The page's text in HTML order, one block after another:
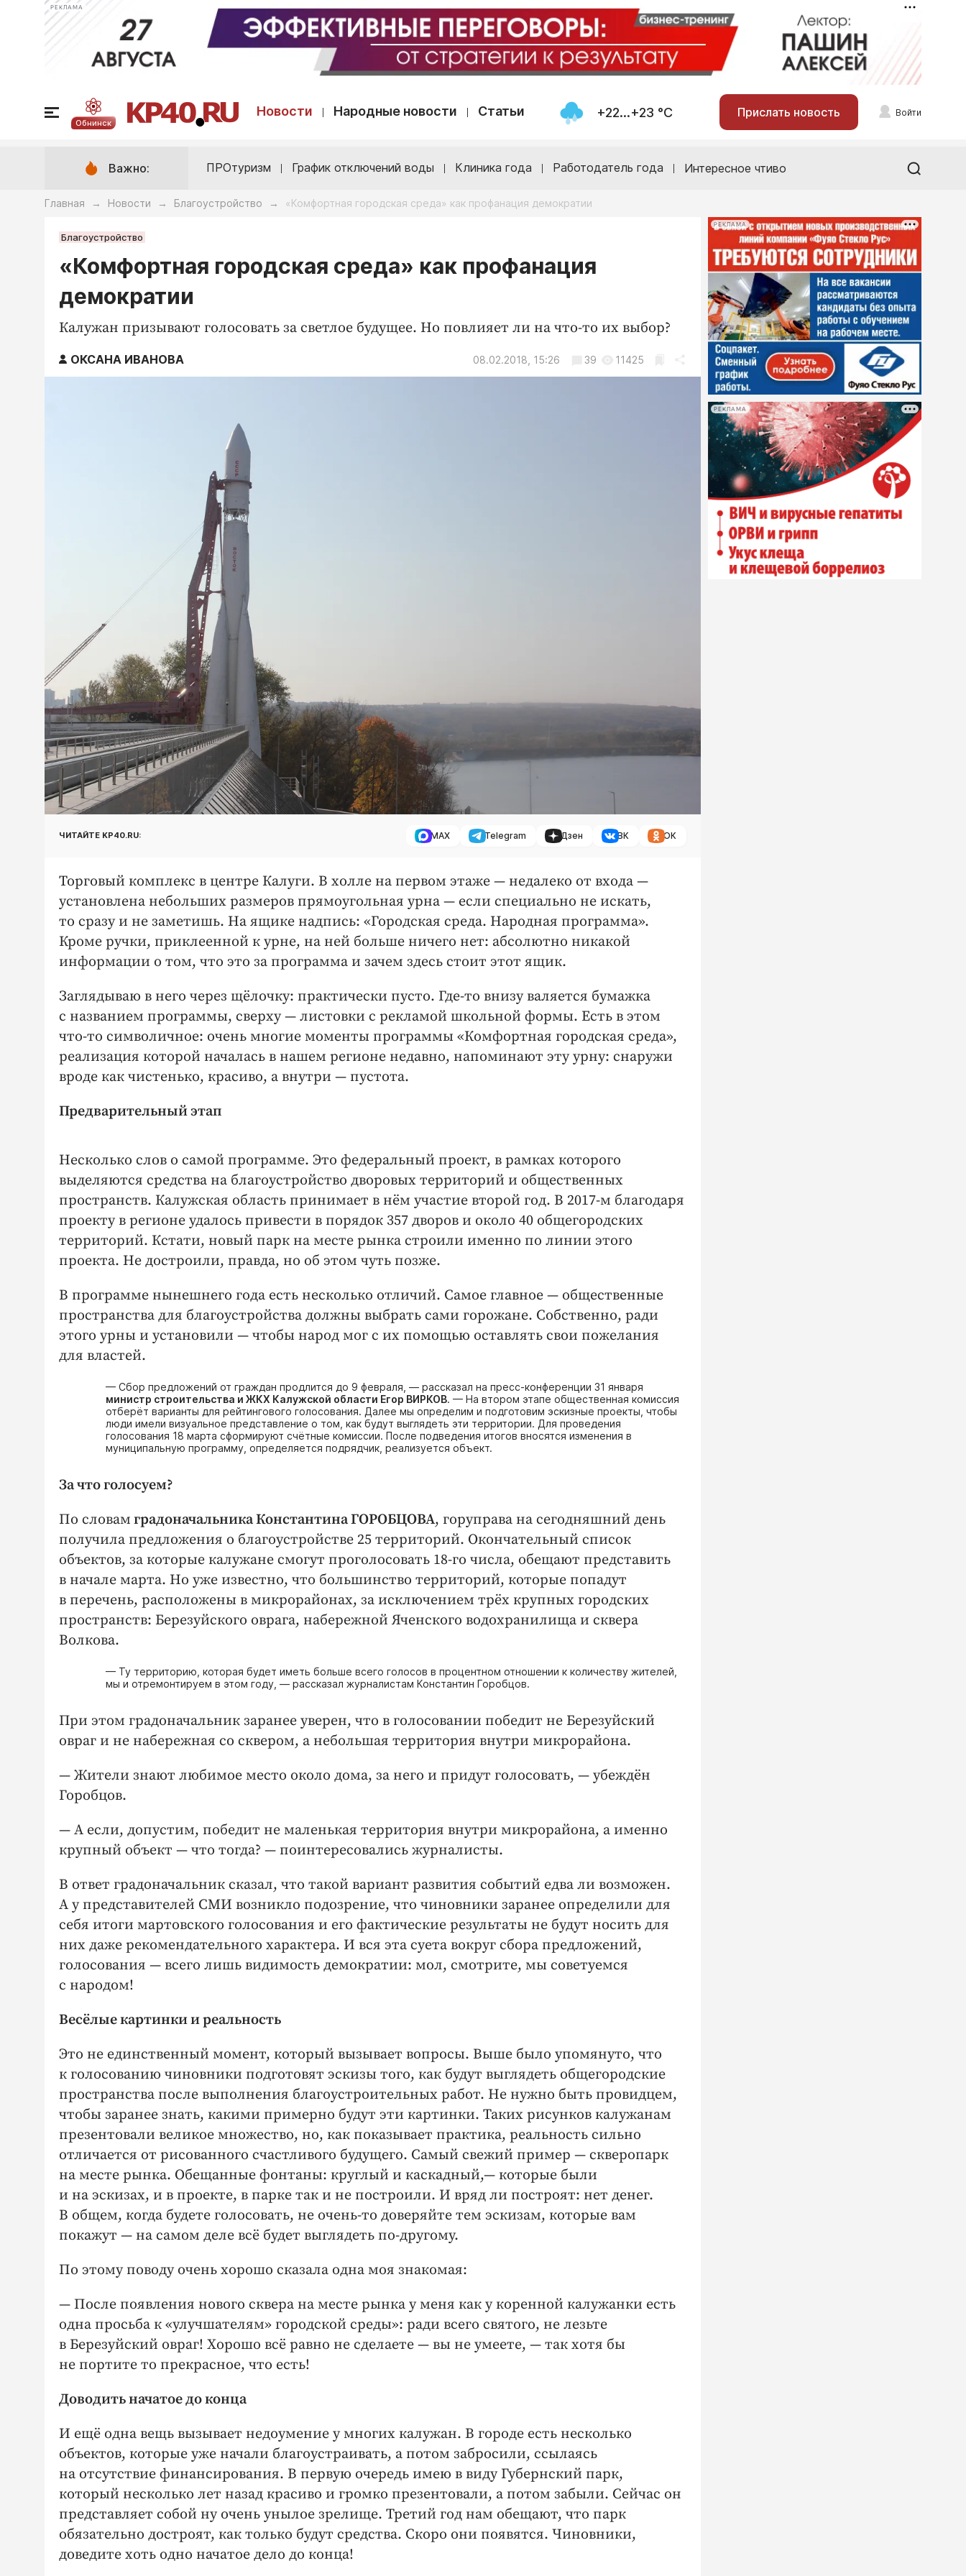
РЕКЛАМА
Обнинск
Новости Народные новости Статьи +22...+23 °С Прислать новость Войти
Важно: ПРОтуризм График отключений воды Клиника года Работодатель года Интересное чтиво
Главная → Новости → Благоустройство → «Комфортная городская среда» как профанация демократии
Благоустройство
«Комфортная городская среда» как профанация
демократии
Калужан призывают голосовать за светлое будущее. Но повлияет ли на что-то их выбор?
ОКСАНА ИВАНОВА 08.02.2018, 15:26 39 11425
ЧИТАЙТЕ KP40.RU: MAX Telegram Дзен ВК ОК
Торговый комплекс в центре Калуги. В холле на первом этаже — ​недалеко от входа — ​
установлена небольших размеров прямо­угольная урна — ​если специально не искать,
то сразу и не заметишь. На ящике надпись: «Городская среда. Народная программа».
Кроме ручки, приклеенной к урне, на ней больше ничего нет: абсолютно никакой
информации о том, что это за программа и зачем здесь стоит этот ящик.
Заглядываю в него через щёлочку: практически пусто. Где-то внизу валяется бумажка
с названием программы, сверху — ​листовки с рекламой школьной формы. Есть в этом
что-то символичное: очень многие моменты программы «Комфортная городская среда»,
реализация которой началась в нашем регионе недавно, напоминают эту урну: снаружи
вроде как чистенько, красиво, а внутри — ​пустота.
Предварительный этап
Несколько слов о самой программе. Это федеральный проект, в рамках которого
выделяются средства на благоустройство дворовых территорий и общественных
пространств. Калужская область принимает в нём участие второй год. В 2017-м благодаря
проекту в регионе удалось привести в порядок 357 дворов и около 40 общегородских
территорий. Кстати, новый парк на месте рынка строили именно по линии этого
проекта. Не достроили, правда, но об этом чуть позже.
В программе нынешнего года есть несколько отличий. Самое главное — ​общественные
пространства для благоустройства должны выбрать сами горожане. Собственно, ради
этого урны и установили — ​чтобы народ мог с их помощью оставлять свои пожелания
для властей.
— Сбор предложений от граждан продлится до 9 февраля, — ​рассказал на пресс-конференции 31 января
министр строительства и ЖКХ Калужской области Егор ВИРКОВ. — ​На втором этапе общественная комиссия
отберёт варианты для рейтингового голосования. Далее мы определим и подготовим эскизные проекты, чтобы
люди имели визуальное представление о том, как будут выглядеть эти территории. Для проведения
голосования 18 марта сформируют счётные комиссии. После подведения итогов вносятся изменения в
муниципальную программу, определяется подрядчик, реализуется объект.
За что голосуем?
По словам градоначальника Константина ГОРОБЦОВА, горуправа на сегодняшний день
получила предложения о благоустройстве 25 территорий. Окончательный список
объектов, за которые калужане смогут проголосовать 18-го числа, обещают представить
в начале марта. Но уже известно, что большинство территорий, которые попадут
в перечень, расположены в микрорайонах, за исключением трёх крупных городских
пространств: Березуйского оврага, набережной Яченского водохранилища и сквера
Волкова.
— Ту территорию, которая будет иметь больше всего голосов в процентном отношении к количеству жителей,
мы и отремонтируем в этом году, — ​рассказал журналистам Константин Горобцов.
При этом градоначальник заранее уверен, что в голосовании победит не Березуйский
овраг и не набережная со сквером, а небольшая территория внутри микрорайона.
— Жители знают любимое место около дома, за него и придут голосовать, — ​убеждён
Горобцов.
— А если, допустим, победит не маленькая территория внутри микрорайона, а именно
крупный объект — ​что тогда? — ​поинтересовались журналисты.
В ответ градоначальник сказал, что такой вариант развития событий едва ли возможен.
А у представителей СМИ возникло подозрение, что чиновники заранее определили для
себя итоги мартовского голосования и его фактические результаты не будут носить для
них даже рекомендательного характера. И вся эта суета вокруг сбора предложений,
голосования — ​всего лишь видимость демократии: мол, смотрите, мы советуемся
с народом!
Весёлые картинки и реальность
Это не единственный момент, который вызывает вопросы. Выше было упомянуто, что
к голосованию чиновники подготовят эскизы того, как будут выглядеть общегородские
пространства после выполнения благоустроительных работ. Не нужно быть провидцем,
чтобы заранее знать, какими примерно будут эти картинки. Таких рисунков калужанам
презентовали великое множество, но, как показывает практика, реальность сильно
отличается от рисованного счастливого будущего. Самый свежий пример — ​скверопарк
на месте рынка. Обещанные фонтаны: круглый и каскадный,— ​которые были
и на эскизах, и в проекте, в парке так и не построили. И вряд ли построят: нет денег.
В общем, когда будете голосовать, не очень-то доверяйте тем эскизам, которые вам
покажут — ​на самом деле всё будет выглядеть по-другому.
По этому поводу очень хорошо сказала одна моя знакомая:
— После появления нового сквера на месте рынка у меня как у коренной калужанки есть
одна просьба к «улучшателям» городской среды»: ради всего святого, не лезьте
в Березуйский овраг! Хорошо всё равно не сделаете — ​вы не умеете, — ​так хотя бы
не портите то прекрасное, что есть!
Доводить начатое до конца
И ещё одна вещь вызывает недоумение у многих калужан. В городе есть несколько
объектов, которые уже начали благоустраивать, а потом забросили, ссылаясь
на отсутствие финансирования. В первую очередь имею в виду Губернский парк,
который несколько лет назад красиво и громко презентовали, а потом забыли. Сейчас он
представляет собой ну очень унылое зрелище. Третий год нам обещают, что парк
обязательно достроят, как только будут средства. Скоро они появятся. Чиновники,
доведите хоть одно начатое дело до конца!
РЕКЛАМА
РЕКЛАМА